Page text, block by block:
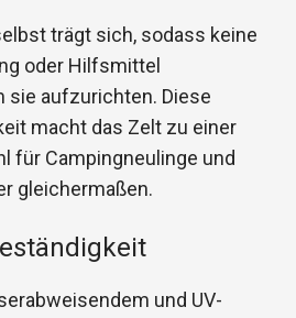
trägt sich, sodass keine
oder Hilfsmittel
sie aufzurichten. Diese
macht das Zelt zu einer
für Campingneulinge und
gleichermaßen.
und UV-